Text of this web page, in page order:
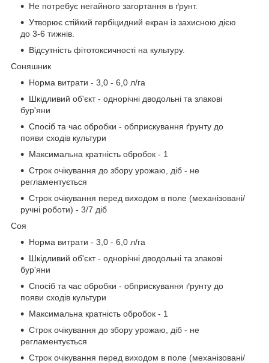
Не потребує негайного загортання в ґрунт.
Утворює стійкий гербіцидний екран із захисною дією
до 3-6 тижнів.
Відсутність фітотоксичності на культуру.
Соняшник
Норма витрати - 3,0 - 6,0 л/га
Шкідливий об'єкт - однорічні дводольні та злакові
бур'яни
Спосіб та час обробки - обприскування ґрунту до
появи сходів культури
Максимальна кратність обробок - 1
Строк очікування до збору урожаю, діб - не
регламентується
Строк очікування перед виходом в поле (механізовані/
ручні роботи) - 3/7 діб
Соя
Норма витрати - 3,0 - 6,0 л/га
Шкідливий об'єкт - однорічні дводольні та злакові
бур'яни
Спосіб та час обробки - обприскування ґрунту до
появи сходів культури
Максимальна кратність обробок - 1
Строк очікування до збору урожаю, діб - не
регламентується
Строк очікування перед виходом в поле (механізовані/